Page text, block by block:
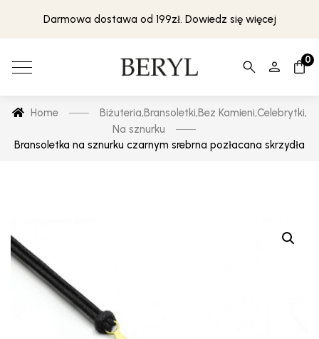
Darmowa dostawa od 199zł. Dowiedz się więcej
0
Home Biżuteria,Bransoletki,Bez Kamieni,Celebrytki,
Na sznurku
Bransoletka na sznurku czarnym srebrna pozłacana skrzydła